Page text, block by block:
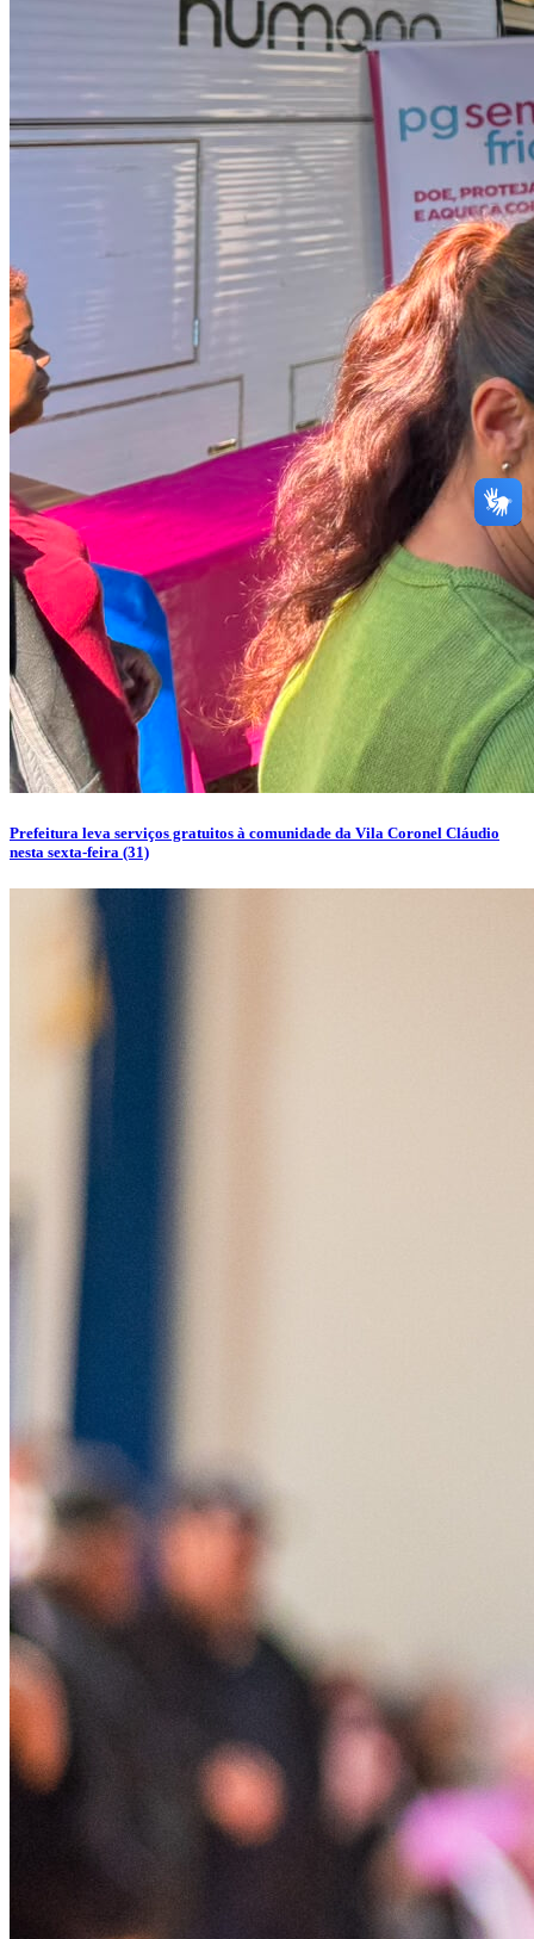
Prefeitura leva serviços gratuitos à comunidade da Vila Coronel Cláudio
nesta sexta-feira (31)